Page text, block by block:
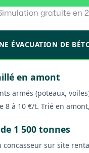
gratuite en
ÉVACUATION DE
en amont
armés (poteaux,
8 à 10 €/t. Trié en
1 500 tonnes
sur site